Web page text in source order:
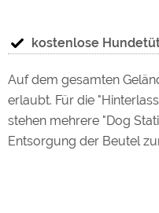
kostenlose
Auf dem gesamten
erlaubt. Für die
stehen mehrere "Dog
Entsorgung der Beutel